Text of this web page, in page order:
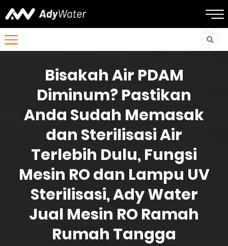
Bisakah Air PDAM
Diminum? Pastikan
Anda Sudah Memasak
dan Sterilisasi Air
Terlebih Dulu, Fungsi
Mesin RO dan Lampu UV
Sterilisasi, Ady Water
Jual Mesin RO Ramah
Rumah Tangga